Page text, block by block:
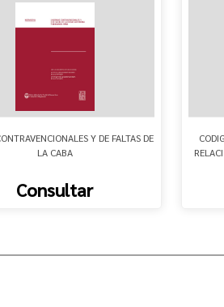
Y DE FALTAS DE
LA CABA
Consultar